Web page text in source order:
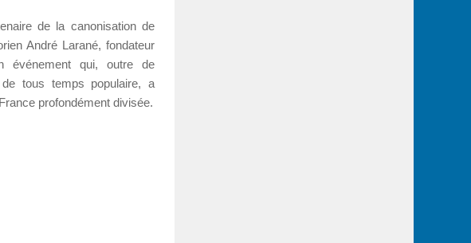
de la canonisation de
André Larané, fondateur
événement qui, outre de
tous temps populaire, a
profondément divisée.